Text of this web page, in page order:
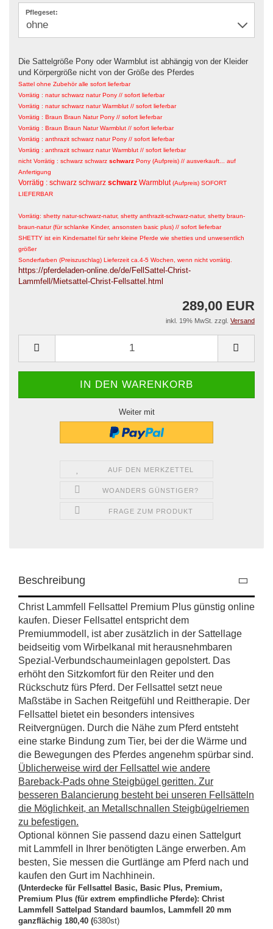
Pflegeset:
Die Sattelgröße Pony oder Warmblut ist abhängig von der Kleider
und Körpergröße nicht von der Größe des Pferdes
Sattel ohne Zubehör alle sofort lieferbar
Vorrätig : natur schwarz natur Pony // sofort lieferbar
Vorrätig : natur schwarz natur Warmblut // sofort lieferbar
Vorrätig : Braun Braun Natur Pony // sofort lieferbar
Vorrätig : Braun Braun Natur Warmblut // sofort lieferbar
Vorrätig : anthrazit schwarz natur Pony // sofort lieferbar
Vorrätig : anthrazit schwarz natur Warmblut // sofort lieferbar
nicht Vorrätig : schwarz schwarz schwarz Pony (Aufpreis) // ausverkauft... auf
Anfertigung
Vorrätig : schwarz schwarz schwarz Warmblut(Aufpreis) SOFORT
LIEFERBAR
Vorrätig: shetty natur-schwarz-natur, shetty anthrazit-schwarz-natur, shetty braun-
braun-natur (für schlanke Kinder, ansonsten basic plus) // sofort lieferbar
SHETTY ist ein Kindersattel für sehr kleine Pferde wie shetties und unwesentlich
größer
Sonderfarben (Preiszuschlag) Lieferzeit ca.4-5 Wochen, wenn nicht vorrätig.
https://pferdeladen-online.de/de/FellSattel-Christ-
Lammfell/Mietsattel-Christ-Fellsattel.html
289,00 EUR
inkl. 19% MwSt. zzgl. Versand
Weiter mit
AUF DEN MERKZETTEL
WOANDERS GÜNSTIGER?
FRAGE ZUM PRODUKT
Beschreibung
Christ Lammfell Fellsattel Premium Plus günstig online
kaufen. Dieser Fellsattel entspricht dem
Premiummodell, ist aber zusätzlich in der Sattellage
beidseitig vom Wirbelkanal mit herausnehmbaren
Spezial-Verbundschaumeinlagen gepolstert. Das
erhöht den Sitzkomfort für den Reiter und den
Rückschutz fürs Pferd. Der Fellsattel setzt neue
Maßstäbe in Sachen Reitgefühl und Reittherapie. Der
Fellsattel bietet ein besonders intensives
Reitvergnügen. Durch die Nähe zum Pferd entsteht
eine starke Bindung zum Tier, bei der die Wärme und
die Bewegungen des Pferdes angenehm spürbar sind.
Üblicherweise wird der Fellsattel wie andere
Bareback-Pads ohne Steigbügel geritten. Zur
besseren Balancierung besteht bei unseren Fellsätteln
die Möglichkeit, an Metallschnallen Steigbügelriemen
zu befestigen.
Optional können Sie passend dazu einen Sattelgurt
mit Lammfell in Ihrer benötigten Länge erwerben. Am
besten, Sie messen die Gurtlänge am Pferd nach und
kaufen den Gurt im Nachhinein.
(Unterdecke für Fellsattel Basic, Basic Plus, Premium,
Premium Plus (für extrem empfindliche Pferde): Christ
Lammfell Sattelpad Standard baumlos, Lammfell 20 mm
ganzflächig 180,40 (6380st)